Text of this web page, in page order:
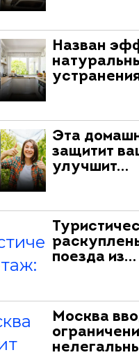
Назван
Эта
защитит
улучшит…
поезда из…
Москва